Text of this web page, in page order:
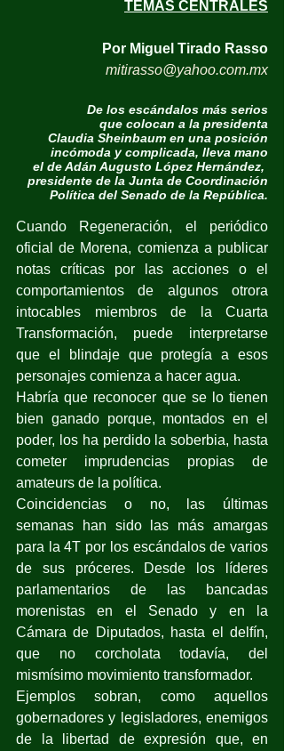
TEMAS CENTRALES
Por Miguel Tirado Rasso
mitirasso@yahoo.com.mx
De los escándalos más serios
que colocan a la presidenta
Claudia Sheinbaum en una posición
incómoda y complicada, lleva mano
el de Adán Augusto López Hernández,
presidente de la Junta de Coordinación
Política del Senado de la República.
Cuando Regeneración, el periódico
oficial de Morena, comienza a publicar
notas críticas por las acciones o el
comportamientos de algunos otrora
intocables miembros de la Cuarta
Transformación, puede interpretarse
que el blindaje que protegía a esos
personajes comienza a hacer agua.
Habría que reconocer que se lo tienen
bien ganado porque, montados en el
poder, los ha perdido la soberbia, hasta
cometer imprudencias propias de
amateurs de la política.
Coincidencias o no, las últimas
semanas han sido las más amargas
para la 4T por los escándalos de varios
de sus próceres. Desde los líderes
parlamentarios de las bancadas
morenistas en el Senado y en la
Cámara de Diputados, hasta el delfín,
que no corcholata todavía, del
mismísimo movimiento transformador.
Ejemplos sobran, como aquellos
gobernadores y legisladores, enemigos
de la libertad de expresión que, en